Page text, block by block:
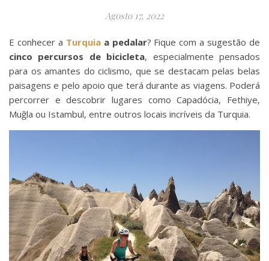
Agosto 17, 2022
E conhecer a Turquiaa pedalar? Fique com a sugestão de
cinco percursos de bicicleta, especialmente pensados
para os amantes do ciclismo, que se destacam pelas belas
paisagens e pelo apoio que terá durante as viagens. Poderá
percorrer e descobrir lugares como Capadócia, Fethiye,
Muğla ou Istambul, entre outros locais incríveis da Turquia.